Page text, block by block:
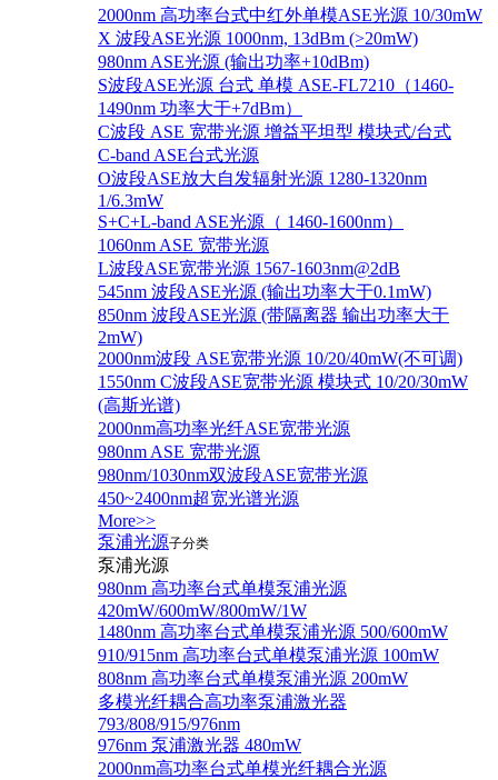
2000nm 高功率台式中红外单模ASE光源 10/30mW
X 波段ASE光源 1000nm, 13dBm (>20mW)
980nm ASE光源 (输出功率+10dBm)
S波段ASE光源 台式 单模 ASE-FL7210（1460-
1490nm 功率大于+7dBm）
C波段 ASE 宽带光源 增益平坦型 模块式/台式
C-band ASE台式光源
O波段ASE放大自发辐射光源 1280-1320nm
1/6.3mW
S+C+L-band ASE光源（ 1460-1600nm）
1060nm ASE 宽带光源
L波段ASE宽带光源 1567-1603nm@2dB
545nm 波段ASE光源 (输出功率大于0.1mW)
850nm 波段ASE光源 (带隔离器 输出功率大于
2mW)
2000nm波段 ASE宽带光源 10/20/40mW(不可调)
1550nm C波段ASE宽带光源 模块式 10/20/30mW
(高斯光谱)
2000nm高功率光纤ASE宽带光源
980nm ASE 宽带光源
980nm/1030nm双波段ASE宽带光源
450~2400nm超宽光谱光源
More>>
泵浦光源子分类
泵浦光源
980nm 高功率台式单模泵浦光源
420mW/600mW/800mW/1W
1480nm 高功率台式单模泵浦光源 500/600mW
910/915nm 高功率台式单模泵浦光源 100mW
808nm 高功率台式单模泵浦光源 200mW
多模光纤耦合高功率泵浦激光器
793/808/915/976nm
976nm 泵浦激光器 480mW
2000nm高功率台式单模光纤耦合光源